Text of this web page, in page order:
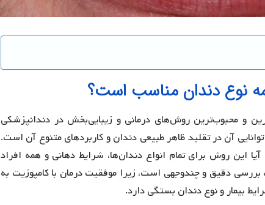
نوع دندان مناسب است؟
و محبوب‌ترین روش‌های درمانی و زیبایی‌بخش در دندانپزشکی
آن در تقلید ظاهر طبیعی دندان و کاربردهای متنوع آن است.
این روش برای تمام انواع دندان‌ها، شرایط دهانی و همه افراد
دقیق و چندوجهی است، زیرا موفقیت درمان با کامپوزیت به
بیمار و نوع دندان بستگی دارد.